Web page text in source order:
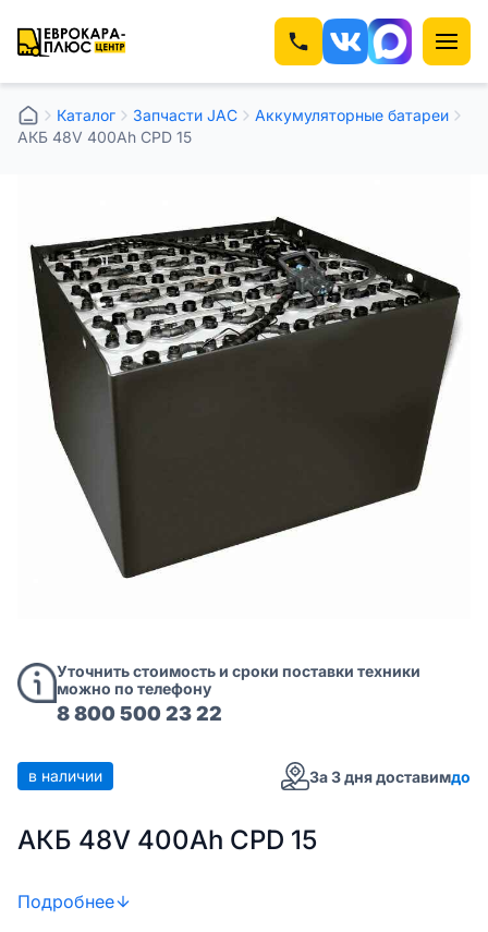
Каталог Запчасти JAC
Аккумуляторные батареи
АКБ 48V 400Ah CPD 15
Уточнить стоимость и сроки поставки техники
можно по телефону
8 800 500 23 22
в наличии За 3 дня доставимдо
АКБ 48V 400Ah CPD 15
Подробнее